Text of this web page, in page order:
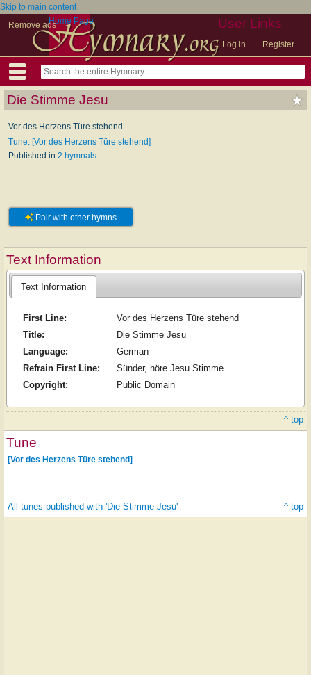
Skip to main content
Remove ads
User Links
Log in Register
Home Page
Die Stimme Jesu
Vor des Herzens Türe stehend
Tune: [Vor des Herzens Türe stehend]
Published in 2 hymnals
Pair with other hymns
Text Information
Text Information
First Line:
Vor des Herzens Türe stehend
Title:
Die Stimme Jesu
Language:
German
Refrain First Line:
Sünder, höre Jesu Stimme
Copyright:
Public Domain
^ top
Tune
[Vor des Herzens Türe stehend]
All tunes published with 'Die Stimme Jesu' ^ top